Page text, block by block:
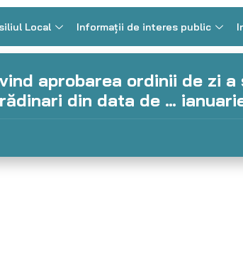
Local Informații de interes public
aprobarea ordinii de zi
din data de …